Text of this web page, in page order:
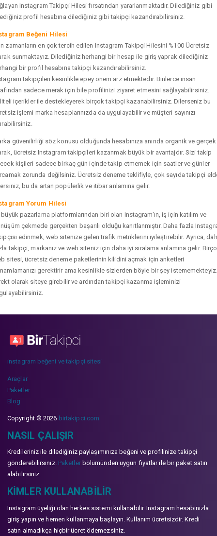
Instagram Takipçi Hilesi fırsatından yararlanmaktadır. Dilediğiniz gibi
profil hesabına dilediğiniz gibi takipçi kazandırabilirsiniz.
Beğeni Hilesi
zamanların en çok tercih edilen Instagram Takipçi Hilesini %100 Ücretsiz
sunmaktayız. Dilediğiniz herhangi bir hesap ile giriş yaprak dilediğiniz
bir profil hesabına takipçi kazandırabilirsiniz.
takipçileri kesinlikle epey önem arz etmektedir. Binlerce insan
sadece merak için bile profilinizi ziyaret etmesini sağlayabilirsiniz.
içerikler ile destekleyerek birçok takipçi kazanabilirsiniz. Dilerseniz bu
işlemi marka hesaplarınızda da uygulayabilir ve müşteri sayınızı
güvenilirliği söz konusu olduğunda hesabınıza anında organik ve gerçek
ücretsiz Instagram takipçileri kazanmak büyük bir avantajdır. Sizi takip
kişileri sadece birkaç gün içinde takip etmemek için saatler ve günler
zorunda değilsiniz. Ücretsiz deneme teklifiyle, çok sayıda takipçi
bu da artan popülerlik ve itibar anlamına gelir.
Yorum Hilesi
büyük pazarlama platformlarından biri olan Instagram'ın, iş için katılım ve
çekmede gerçekten başarılı olduğu kanıtlanmıştır. Daha fazla
edinmek, web sitenize gelen trafik metriklerini iyileştirebilir. Ayrıca,
takipçi, markanız ve web siteniz için daha iyi sıralama anlamına gelir.
sitesi, ücretsiz deneme paketlerinin kilidini açmak için anketleri
gerektirir ama kesinlikle sizlerden böyle bir şey istememekteyiz.
olarak siteye girebilir ve ardından takipçi kazanma işleminizi
instagram beğeni ve takipçi sitesi
Araçlar
Paketler
Blog
Copyright © 2026 birtakipci.com
NASIL ÇALIŞIR
Kredileriniz ile dilediğiniz paylaşımınıza beğeni ve profilinize takipçi
gönderebilirsiniz. Paketlerbölümünden uygun fiyatlar ile bir paket satın
alabilirsiniz.
KIMLER KULLANABILIR
Instagram üyeliği olan herkes sistemi kullanabilir. Instagram hesabınızla
giriş yapın ve hemen kullanmaya başlayın. Kullanım ücretsizdir. Kredi
satın almadıkça hiçbir ücret ödemezsiniz.